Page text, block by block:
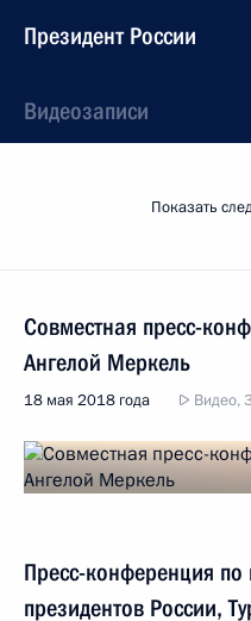
Президент России
Видеозаписи
Показать
Совместная пресс-
Ангелой Меркель
18 мая 2018 года Видео,
Пресс-конференция по
президентов России,